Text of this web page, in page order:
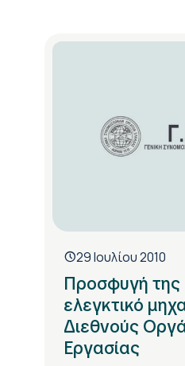
29 Ιουλίου 2010
Προσφυγή της
ελεγκτικό
Διεθνούς
Εργασίας